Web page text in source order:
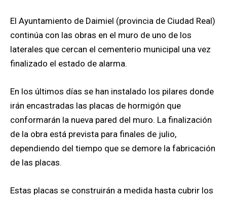
El Ayuntamiento de Daimiel (provincia de Ciudad Real)
continúa con las obras en el muro de uno de los
laterales que cercan el cementerio municipal una vez
finalizado el estado de alarma.
En los últimos días se han instalado los pilares donde
irán encastradas las placas de hormigón que
conformarán la nueva pared del muro. La finalización
de la obra está prevista para finales de julio,
dependiendo del tiempo que se demore la fabricación
de las placas.
Estas placas se construirán a medida hasta cubrir los